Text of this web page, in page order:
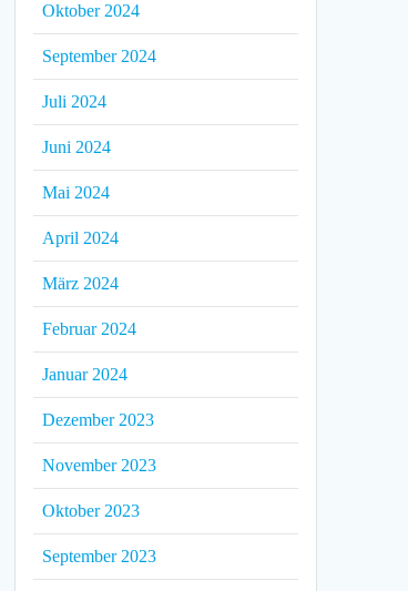
Oktober 2024
September 2024
Juli 2024
Juni 2024
Mai 2024
April 2024
März 2024
Februar 2024
Januar 2024
Dezember 2023
November 2023
Oktober 2023
September 2023